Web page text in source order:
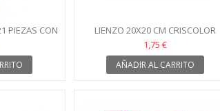
PIEZAS CON
LIENZO 20X20 CM CRISCOLOR
1,75 €
AÑADIR AL CARRITO